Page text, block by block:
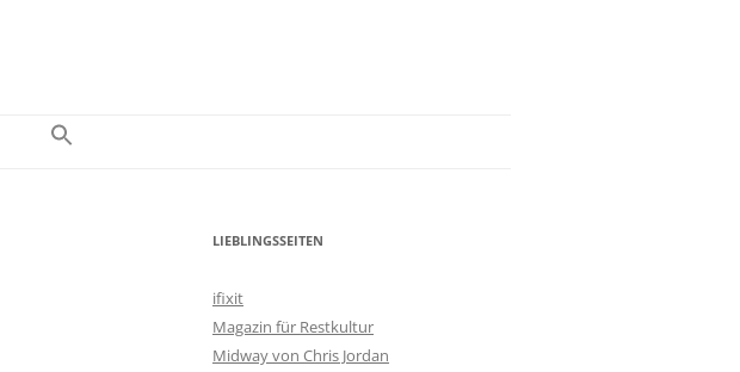
LIEBLINGSSEITEN
ifixit
Magazin für Restkultur
Midway von Chris Jordan